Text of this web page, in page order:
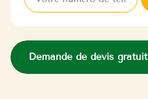
Demande de devis gratuit